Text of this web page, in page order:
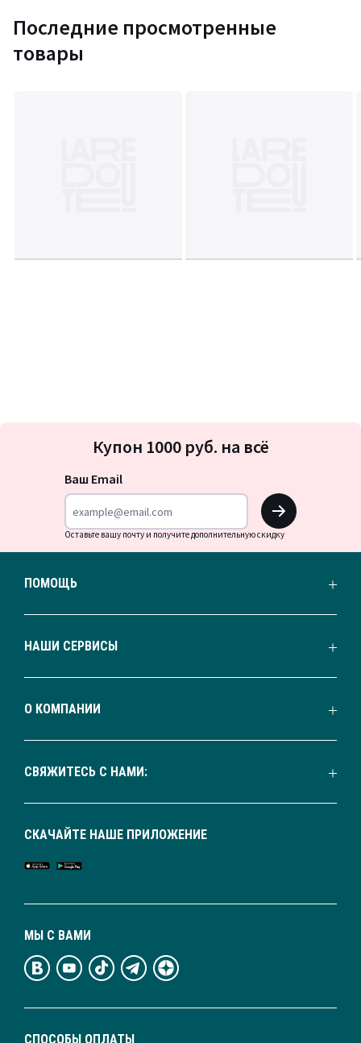
Последние просмотренные
товары
на
Купон 1000 руб. на всё
Ваш Email
OK
Оставьте вашу почту и получите дополнительную скидку
ПОМОЩЬ
НАШИ СЕРВИСЫ
О КОМПАНИИ
СВЯЖИТЕСЬ С НАМИ:
СПОСОБЫ ОПЛАТЫ
МЫ С ВАМИ
СКАЧАЙТЕ НАШЕ ПРИЛОЖЕНИЕ